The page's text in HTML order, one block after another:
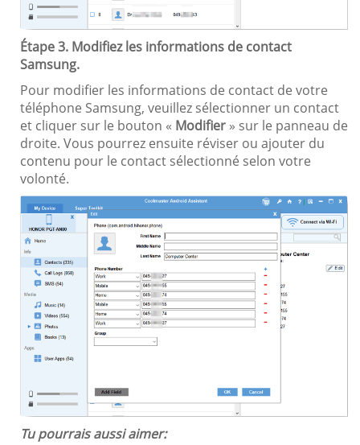
Étape 3. Modifiez les informations de contact
Samsung.
Pour modifier les informations de contact de votre
téléphone Samsung, veuillez sélectionner un contact
et cliquer sur le bouton « Modifier » sur le panneau de
droite. Vous pourrez ensuite réviser ou ajouter du
contenu pour le contact sélectionné selon votre
volonté.
Tu pourrais aussi aimer: